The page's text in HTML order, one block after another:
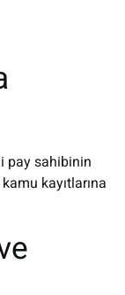
pay sahibinin
kayıtlarına